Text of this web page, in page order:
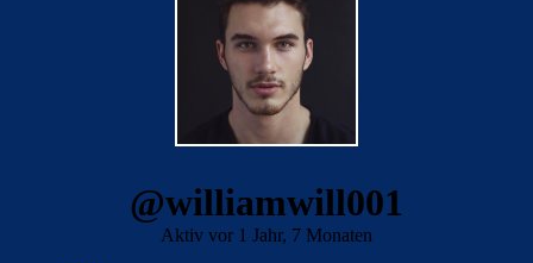
@williamwill001
Aktiv vor 1 Jahr, 7 Monaten